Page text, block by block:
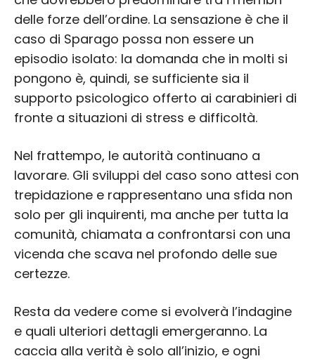
delle forze dell’ordine. La sensazione è che il
caso di Sparago possa non essere un
episodio isolato: la domanda che in molti si
pongono è, quindi, se sufficiente sia il
supporto psicologico offerto ai carabinieri di
fronte a situazioni di stress e difficoltà.
Nel frattempo, le autorità continuano a
lavorare. Gli sviluppi del caso sono attesi con
trepidazione e rappresentano una sfida non
solo per gli inquirenti, ma anche per tutta la
comunità, chiamata a confrontarsi con una
vicenda che scava nel profondo delle sue
certezze.
Resta da vedere come si evolverà l’indagine
e quali ulteriori dettagli emergeranno. La
caccia alla verità è solo all’inizio, e ogni